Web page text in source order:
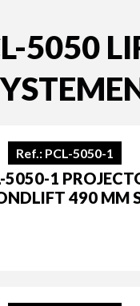
5050
Ref.: PCL-5050-1
5050-1
490 MM